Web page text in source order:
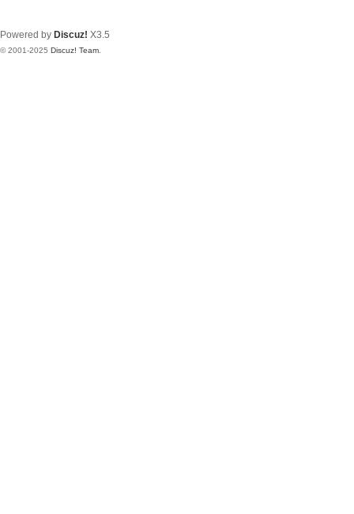
Powered by Discuz! X3.5
© 2001-2025 Discuz! Team